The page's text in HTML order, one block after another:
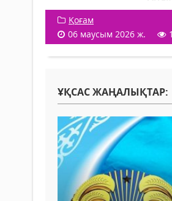
Қоғам
06 маусым 2026 ж.
ҰҚСАС ЖАҢАЛЫҚТАР: